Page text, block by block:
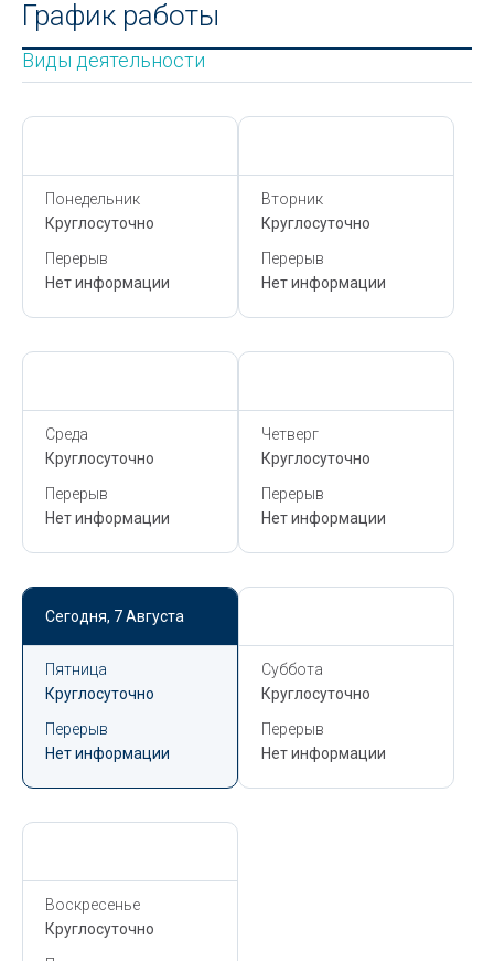
График работы
Виды деятельности
Понедельник
Круглосуточно
Перерыв
Нет информации
Вторник
Круглосуточно
Перерыв
Нет информации
Среда
Круглосуточно
Перерыв
Нет информации
Четверг
Круглосуточно
Перерыв
Нет информации
Сегодня, 7 Августа
Пятница
Круглосуточно
Перерыв
Нет информации
Суббота
Круглосуточно
Перерыв
Нет информации
Воскресенье
Круглосуточно